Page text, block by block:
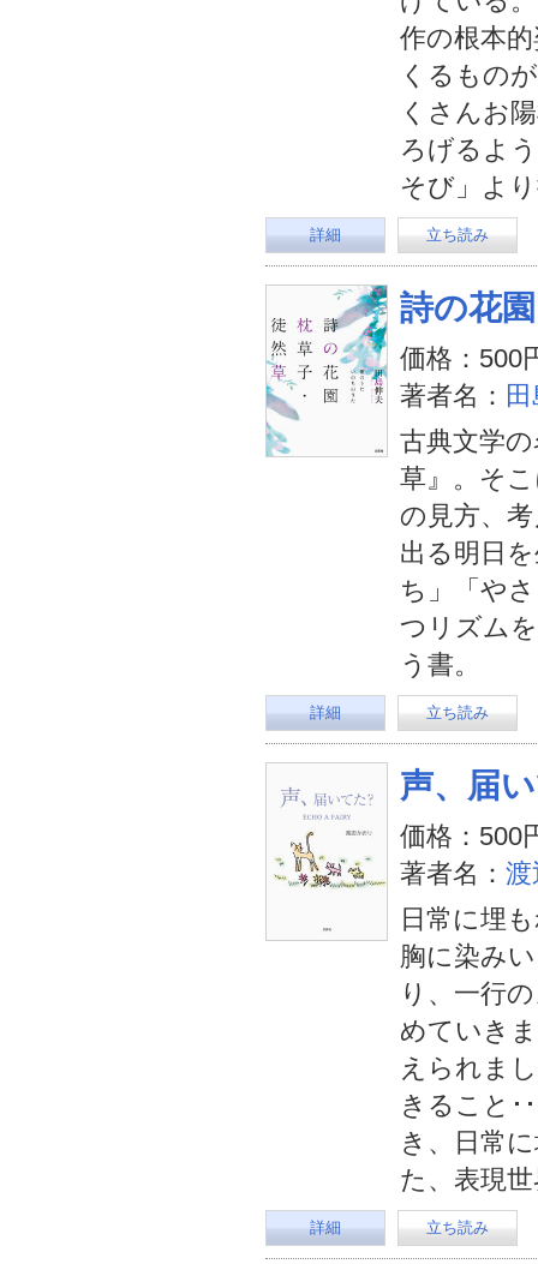
作の根本
くるもの
くさんお
ろげるよ
そび」よ
詳細 立ち読み
詩の花
価格：500
著者名：
古典文学
草』。そ
の見方、
出る明日
ち」「や
つリズム
う書。
詳細 立ち読み
声、届
価格：500
著者名：
日常に埋
胸に染み
り、一行
めていき
えられま
きること･
き、日常
た、表現
詳細 立ち読み